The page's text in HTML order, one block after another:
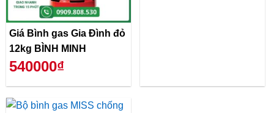
Giá Bình gas Gia Đình đỏ
12kg BÌNH MINH
540000₫